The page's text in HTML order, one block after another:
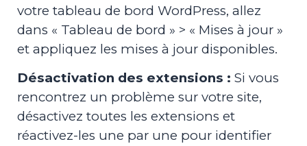
votre tableau de bord WordPress, allez
dans « Tableau de bord » > « Mises à jour »
et appliquez les mises à jour disponibles.
Désactivation des extensions : Si vous
rencontrez un problème sur votre site,
désactivez toutes les extensions et
réactivez-les une par une pour identifier